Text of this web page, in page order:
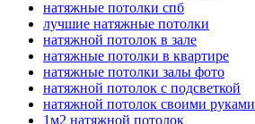
натяжные потолки спб
лучшие натяжные потолки
натяжной потолок в зале
натяжные потолки в квартире
натяжные потолки залы фото
натяжной потолок с подсветкой
натяжной потолок своими руками
1м2 натяжной потолок